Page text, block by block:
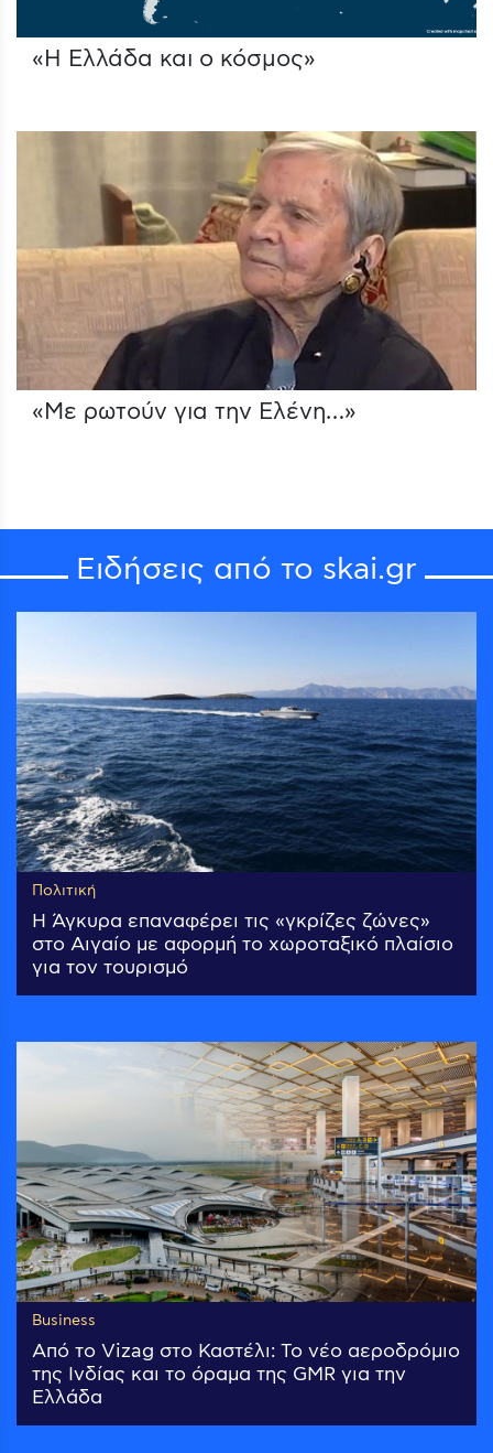
«Η Ελλάδα και ο κόσμος»
«Με ρωτούν για την Ελένη…»
Ειδήσεις από το skai.gr
Πολιτική
Η Άγκυρα επαναφέρει τις «γκρίζες ζώνες»
στο Αιγαίο με αφορμή το χωροταξικό πλαίσιο
για τον τουρισμό
Business
Από το Vizag στο Καστέλι: Το νέο αεροδρόμιο
της Ινδίας και το όραμα της GMR για την
Ελλάδα